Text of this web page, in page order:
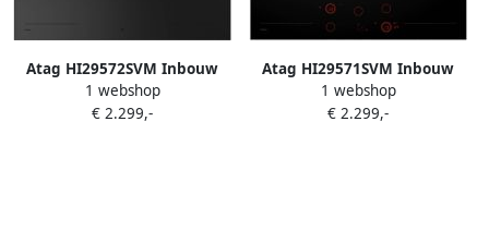
Atag HI29572SVM Inbouw
inductiekookplaat Zwart
1 webshop
€ 2.299,-
Atag HI29571SVM Inbouw
inductiekookplaat Zwart
1 webshop
€ 2.299,-